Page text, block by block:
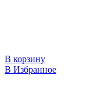
В корзину
В Избранное